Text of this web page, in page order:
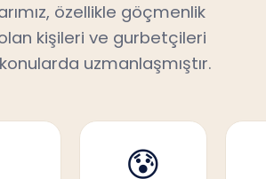
özellikle göçmenlik
kişileri ve gurbetçileri
uzmanlaşmıştır.
😰